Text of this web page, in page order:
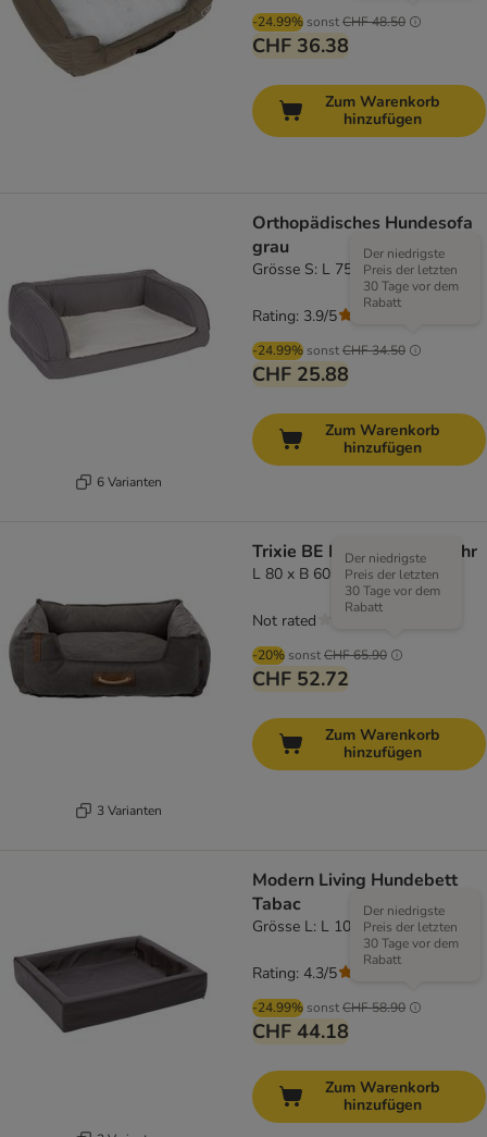
-24.99% sonstCHF 48.50
CHF 36.38
Zum Warenkorb
hinzufügen
6 Varianten
Orthopädisches Hundesofa
grau
Grösse S: L 75 x B 50 x H 25 cm
-24.99% sonstCHF 34.50
Der niedrigste
Preis der letzten
30 Tage vor dem
Rabatt
CHF 25.88
Rating: 3.9/5
Zum Warenkorb
hinzufügen
3 Varianten
Trixie BE NORDIC Bett Föhr
L 80 x B 60 x H 20 cm
-20% sonstCHF 65.90
Der niedrigste
Preis der letzten
30 Tage vor dem
Rabatt
CHF 52.72
Not rated
Zum Warenkorb
hinzufügen
Modern Living Hundebett
Tabac
Grösse L: L 100 x B 80 x H 15 cm
-24.99% sonstCHF 58.90
Der niedrigste
Preis der letzten
30 Tage vor dem
Rabatt
CHF 44.18
Rating: 4.3/5
Zum Warenkorb
hinzufügen